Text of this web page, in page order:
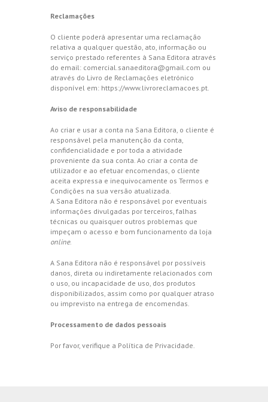
Reclamações
O cliente poderá apresentar uma reclamação
relativa a qualquer questão, ato, informação ou
serviço prestado referentes à Sana Editora através
do email: comercial.sanaeditora@gmail.com ou
através do Livro de Reclamações eletrónico
disponível em: https://www.livroreclamacoes.pt
Aviso de responsabilidade
Ao criar e usar a conta na Sana Editora, o cliente é
responsável pela manutenção da conta,
confidencialidade e por toda a atividade
proveniente da sua conta. Ao criar a conta de
utilizador e ao efetuar encomendas, o cliente
aceita expressa e inequivocamente os Termos e
Condições na sua versão atualizada.
A Sana Editora não é responsável por eventuais
informações divulgadas por terceiros, falhas
técnicas ou quaisquer outros problemas que
impeçam o acesso e bom funcionamento da loja
online.
A Sana Editora não é responsável por possíveis
danos, direta ou indiretamente relacionados com
o uso, ou incapacidade de uso, dos produtos
disponibilizados, assim como por qualquer atraso
ou imprevisto na entrega de encomendas.
Processamento de dados pessoais
Por favor, verifique a Política de Privacidade